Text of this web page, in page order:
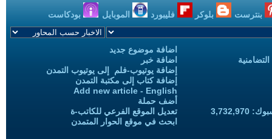
بنترست بلوكر فليبورد الموبايل بودكاست
اضافة موضوع جديد
اضافة خبر
إضافة يوتيوب-فلم إلى يوتيوب التمدن
إضافة كتاب إلى مكتبة التمدن
Add new article - English
أضف حملة
تعديل الموقع الفرعي للكاتب-ة
ابحث في موقع الحوار المتمدن